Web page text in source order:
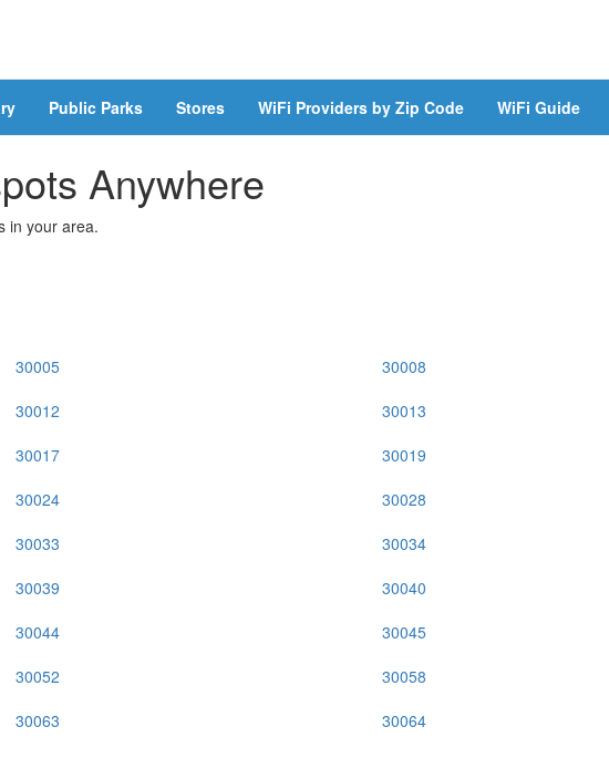
Public Parks Stores WiFi Providers by Zip Code WiFi Guide
Anywhere
in your area.
30005 30008
30012 30013
30017 30019
30024 30028
30033 30034
30039 30040
30044 30045
30052 30058
30063 30064